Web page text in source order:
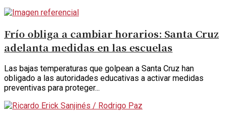
Frío obliga a cambiar horarios: Santa Cruz
adelanta medidas en las escuelas
Las bajas temperaturas que golpean a Santa Cruz han
obligado a las autoridades educativas a activar medidas
preventivas para proteger...